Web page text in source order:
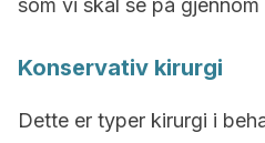
som vi skal se på gjennom
Konservativ kirurgi
Dette er typer kirurgi i